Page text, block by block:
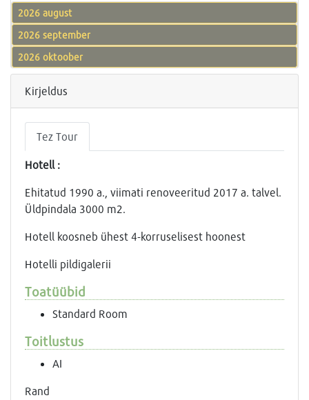
2026 august
2026 september
2026 oktoober
Kirjeldus
Tez Tour
Hotell :
Ehitatud 1990 a., viimati renoveeritud 2017 a. talvel.
Üldpindala 3000 m2.
Hotell koosneb ühest 4-korruselisest hoonest
Hotelli pildigalerii
Toatüübid
Standard Room
Toitlustus
AI
Rand